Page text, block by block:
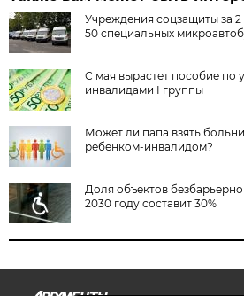
Учреждения соцзащиты за
50 специальных
С мая вырастет пособие по
инвалидами I группы
Может ли папа взять
ребенком-инвалидом?
Доля объектов
2030 году составит 30%